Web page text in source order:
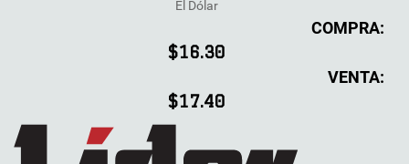
El Dólar
COMPRA:
$16.30
VENTA:
$17.40